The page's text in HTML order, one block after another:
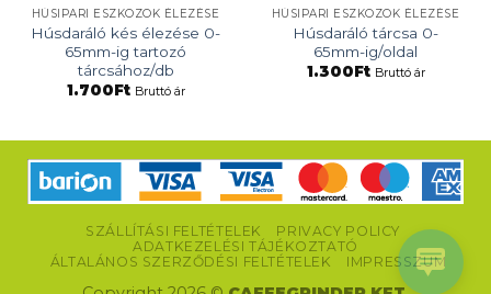
HÚSIPARI ESZKÖZÖK ÉLEZÉSE
Húsdaráló kés élezése 0-
65mm-ig tartozó
tárcsához/db
1.700Ft Bruttó ár
HÚSIPARI ESZKÖZÖK ÉLEZÉSE
Húsdaráló tárcsa 0-
65mm-ig/oldal
1.300Ft Bruttó ár
SZÁLLÍTÁSI FELTÉTELEK
PRIVACY POLICY
ADATKEZELÉSI TÁJÉKOZTATÓ
ÁLTALÁNOS SZERZŐDÉSI FELTÉTELEK
IMPRESSZUM